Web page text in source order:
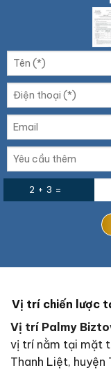
2 + 3 =
Vị trí chiến lược
Vị trí Palmy
vị trí nằm tại mặt
Thanh Liệt, huyện